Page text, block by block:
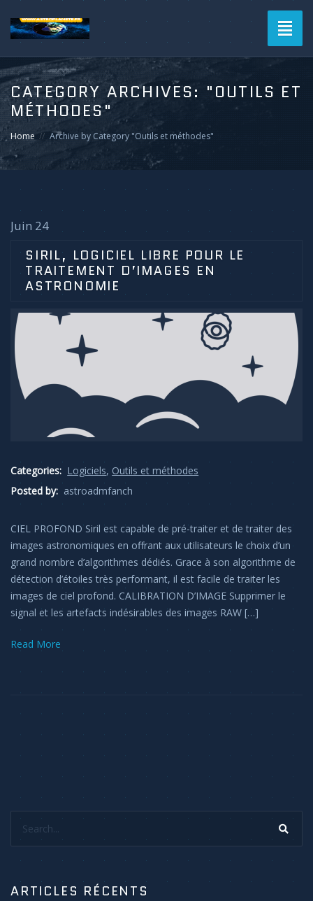
CATEGORY ARCHIVES: "OUTILS ET
MÉTHODES"
Home Archive by Category "Outils et méthodes"
Juin 24
SIRIL, LOGICIEL LIBRE POUR LE
TRAITEMENT D’IMAGES EN
ASTRONOMIE
Categories: Logiciels, Outils et méthodes
Posted by: astroadmfanch
CIEL PROFOND Siril est capable de pré-traiter et de traiter des
images astronomiques en offrant aux utilisateurs le choix d’un
grand nombre d’algorithmes dédiés. Grace à son algorithme de
détection d’étoiles très performant, il est facile de traiter les
images de ciel profond. CALIBRATION D’IMAGE Supprimer le
signal et les artefacts indésirables des images RAW […]
Read More
Search...
ARTICLES RÉCENTS